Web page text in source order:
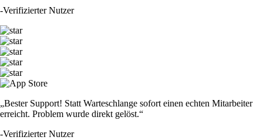
-Verifizierter Nutzer
„Bester Support! Statt Warteschlange sofort einen echten Mitarbeiter
erreicht. Problem wurde direkt gelöst.“
-Verifizierter Nutzer